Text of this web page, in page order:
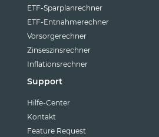
ETF-Sparplanrechner
ETF-Entnahmerechner
Vorsorgerechner
Zinseszinsrechner
Inflationsrechner
Support
Hilfe-Center
Kontakt
Feature Request